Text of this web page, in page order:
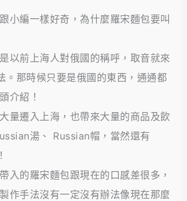
小編一樣好奇，為什麼羅宋麵包要叫
以前上海人對俄國的稱呼，取音就來
。那時候只要是俄國的東西，通通都
介紹！
量遷入上海，也帶來大量的商品及飲
湯、 Russian帽，當然還有
入的羅宋麵包跟現在的口感差很多，
作手法沒有一定沒有辦法像現在那麼